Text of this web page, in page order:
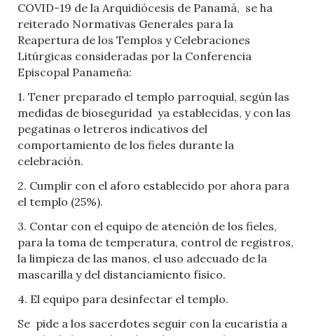
COVID-19 de la Arquidiócesis de Panamá, se ha
reiterado Normativas Generales para la
Reapertura de los Templos y Celebraciones
Litúrgicas consideradas por la Conferencia
Episcopal Panameña:
1. Tener preparado el templo parroquial, según las
medidas de bioseguridad ya establecidas, y con las
pegatinas o letreros indicativos del
comportamiento de los fieles durante la
celebración.
2. Cumplir con el aforo establecido por ahora para
el templo (25%).
3. Contar con el equipo de atención de los fieles,
para la toma de temperatura, control de registros,
la limpieza de las manos, el uso adecuado de la
mascarilla y del distanciamiento físico.
4. El equipo para desinfectar el templo.
Se pide a los sacerdotes seguir con la eucaristía a